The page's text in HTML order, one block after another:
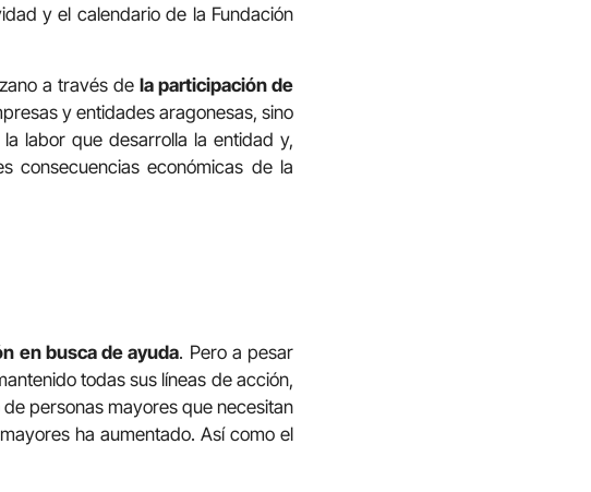
y el calendario de la Fundación
a través dela participación de
y entidades aragonesas, sino
labor que desarrolla la entidad y,
consecuencias económicas de la
en busca de ayuda. Pero a pesar
todas sus líneas de acción,
personas mayores que necesitan
ha aumentado. Así como el